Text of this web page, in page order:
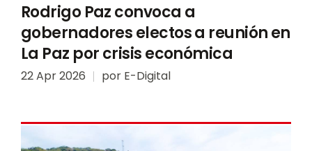
Rodrigo Paz convoca a
gobernadores electos a reunión en
La Paz por crisis económica
22 Apr 2026 por E-Digital